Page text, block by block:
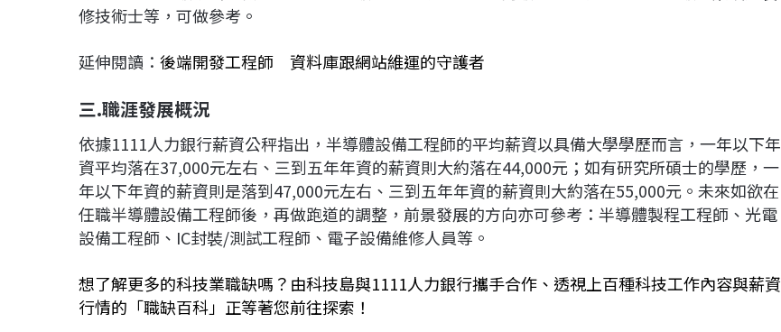
修技術士等，可做參考。
延伸閱讀： 後端開發工程師 資料庫跟網站維運的守護者
三.職涯發展概況
依據1111人力銀行薪資公秤指出，半導體設備工程師的平均薪資以具備大學學歷而言，一年以下年
資平均落在37,000元左右、三到五年年資的薪資則大約落在44,000元；如有研究所碩士的學歷，一
年以下年資的薪資則是落到47,000元左右、三到五年年資的薪資則大約落在55,000元。未來如欲在
任職半導體設備工程師後，再做跑道的調整，前景發展的方向亦可參考：半導體製程工程師、光電
設備工程師、IC封裝/測試工程師、電子設備維修人員等。
想了解更多的科技業職缺嗎？由科技島與1111人力銀行攜手合作、透視上百種科技工作內容與薪資
行情的「職缺百科」正等著您前往探索！